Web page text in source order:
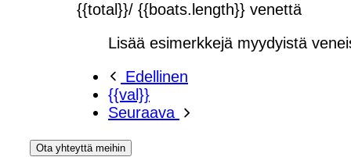
{{total}}/ {{boats.length}} venettä
Lisää esimerkkejä myydyistä
Edellinen
{{val}}
Seuraava
Ota yhteyttä meihin